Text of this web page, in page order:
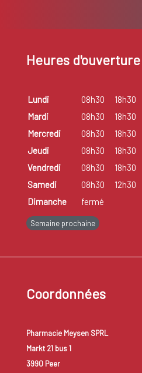
Heures d'ouverture
Lundi 08h30
18h30
Mardi
08h30
18h30
Mercredi
08h30
18h30
Jeudi
08h30
18h30
Vendredi
08h30
18h30
Samedi
08h30
12h30
Dimanche
fermé
Semaine prochaine
Coordonnées
Pharmacie Meysen SPRL
Markt 21 bus 1
3990 Peer